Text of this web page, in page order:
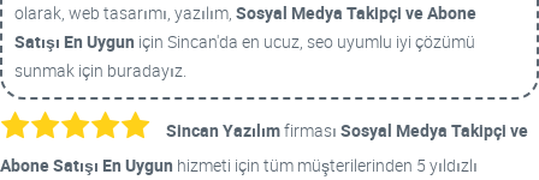
olarak, web tasarımı, yazılım, Sosyal Medya Takipçi ve Abone
Satışı En Uygun için Sincan'da en ucuz, seo uyumlu iyi çözümü
sunmak için buradayız.
Sincan Yazılımfirması Sosyal Medya Takipçi ve
Abone Satışı En Uygun hizmeti için tüm müşterilerinden 5 yıldızlı